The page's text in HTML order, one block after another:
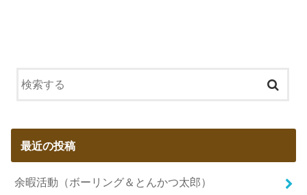
最近の投稿
余暇活動（ボーリング＆とんかつ太郎）